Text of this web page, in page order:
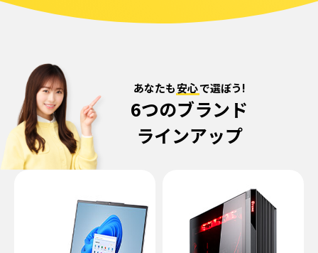
あなたも安心で選ぼう!
6つのブランド
ラインアップ